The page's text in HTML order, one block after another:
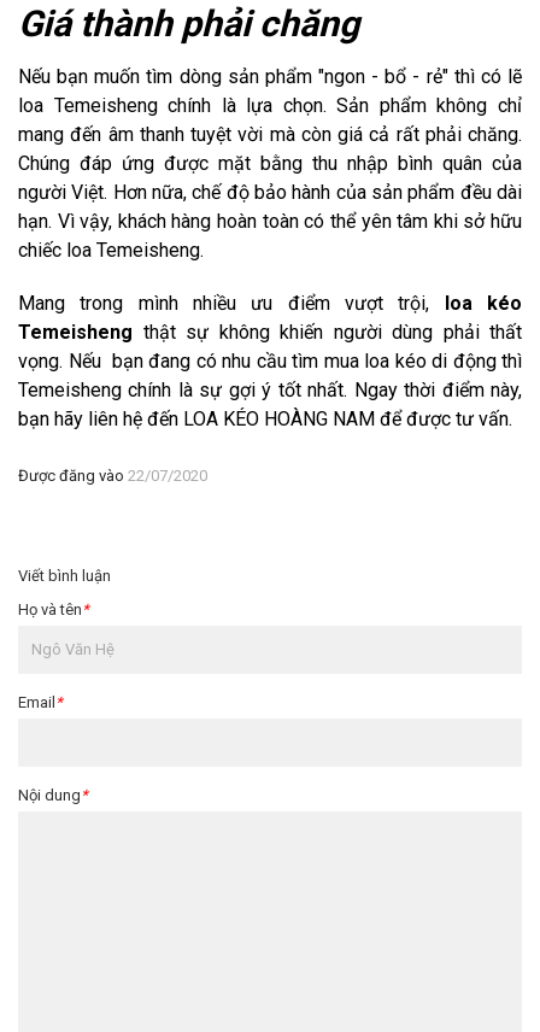
Giá thành phải chăng
Nếu bạn muốn tìm dòng sản phẩm "ngon - bổ - rẻ" thì có lẽ
loa Temeisheng chính là lựa chọn. Sản phẩm không chỉ
mang đến âm thanh tuyệt vời mà còn giá cả rất phải chăng.
Chúng đáp ứng được mặt bằng thu nhập bình quân của
người Việt. Hơn nữa, chế độ bảo hành của sản phẩm đều dài
hạn. Vì vậy, khách hàng hoàn toàn có thể yên tâm khi sở hữu
chiếc loa Temeisheng.
Mang trong mình nhiều ưu điểm vượt trội, loa kéo
Temeisheng thật sự không khiến người dùng phải thất
vọng. Nếu bạn đang có nhu cầu tìm mua loa kéo di động thì
Temeisheng chính là sự gợi ý tốt nhất. Ngay thời điểm này,
bạn hãy liên hệ đến LOA KÉO HOÀNG NAM để được tư vấn.
Được đăng vào 22/07/2020
Viết bình luận
Họ và tên *
Email *
Nội dung *